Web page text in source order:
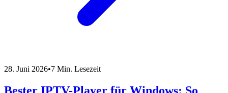
28. Juni 2026•7 Min. Lesezeit
Bester IPTV-Player für Windows: So